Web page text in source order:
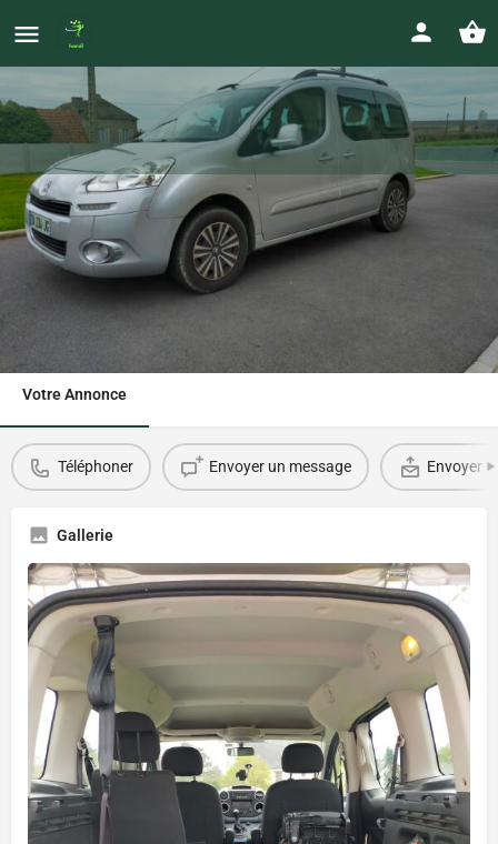
Peugeot Partner TPMR
Prix
22 500€ 0611252263
flotim0969@orange.fr
Votre Annonce
Téléphoner Envoyer un message Envoyer
Gallerie